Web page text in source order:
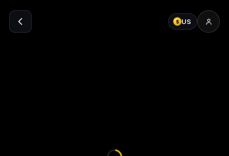
$ US